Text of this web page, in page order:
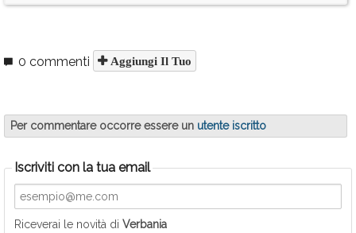
0 commenti Aggiungi Il Tuo
Per commentare occorre essere un utente iscritto
Iscriviti con la tua email
Riceverai le novità di Verbania